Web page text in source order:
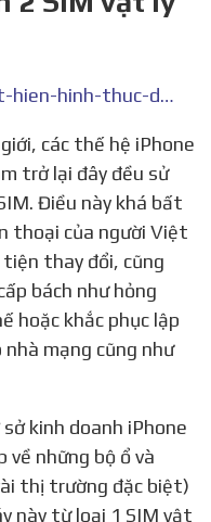
https://thanhnien.vn/xuat-hien-hinh-thuc-do-iphone-1-sim-thanh-2-sim-vat-ly-tai-viet-nam-post1088808.html
trở lại đây đều sử
Điều này khá bất
thoại của người Việt
tiện thay đổi, cũng
bách như hỏng
hoặc khắc phục lập
mạng cũng như
những bộ ổ và
thị trường đặc biệt)
này từ loại 1 SIM vật